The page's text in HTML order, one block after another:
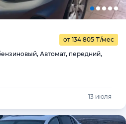
от 134 805 ₸/мес
Автомат, передний,
13 июля